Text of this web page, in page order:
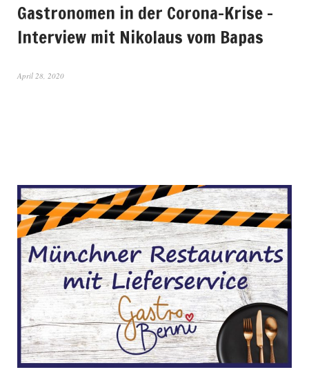
Gastronomen in der Corona-Krise –
Interview mit Nikolaus vom Bapas
April 28, 2020